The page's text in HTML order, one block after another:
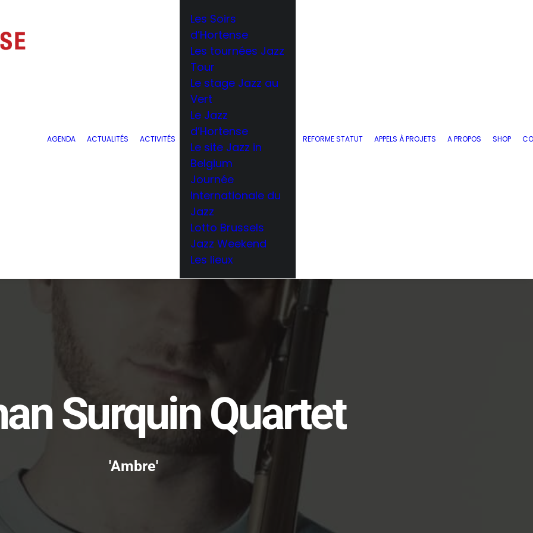
AGENDA ACTUALITÉS ACTIVITÉS
Les Soirs
d’Hortense
Les tournées Jazz
Tour
Le stage Jazz au
Vert
Le Jazz
d’Hortense
Le site Jazz in
Belgium
Journée
Internationale du
Jazz
Lotto Brussels
Jazz Weekend
Les lieux
REFORME STATUT APPELS À PROJETS A PROPOS SHOP
Surquin Quartet
'Ambre'